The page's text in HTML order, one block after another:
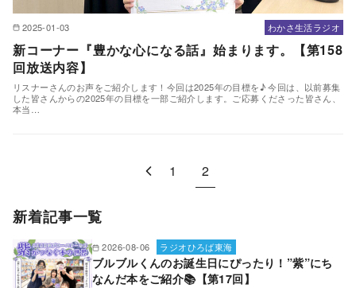
2025-01-03 わかさ生活ラジオ
新コーナー『豊かな心になる話』始まります。【第158
回放送内容】
リスナーさんのお声をご紹介します！今回は2025年の目標を♪ 今回は、以前募集
した皆さんからの2025年の目標を一部ご紹介します。ご応募くださった皆さん、
本当…
1 2
新着記事一覧
2026-08-06 ラジオひろば東海
ブルブルくんのお誕生日にぴったり！”紫”にち
なんだ本をご紹介📚【第17回】